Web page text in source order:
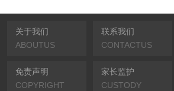
关于我们
ABOUTUS
联系我们
CONTACTUS
免责声明
COPYRIGHT
家长监护
CUSTODY